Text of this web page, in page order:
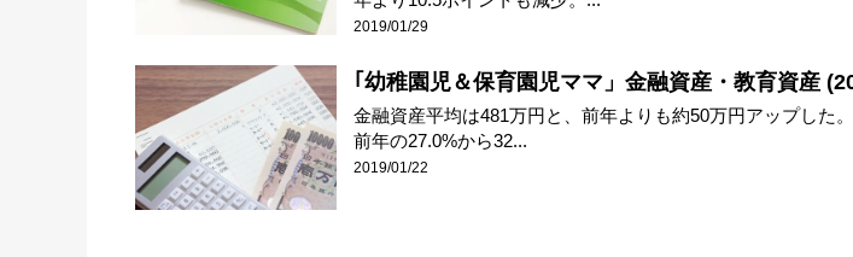
2019/01/29
｢幼稚園児＆保育園児ママ」金融資産・教育資産
金融資産平均は481万円と、前年よりも約50万円アップした
前年の27.0%から32...
2019/01/22